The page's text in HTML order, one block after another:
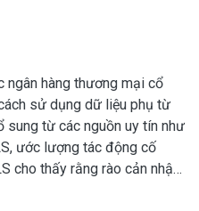
ngân hàng thương mại cổ
sử dụng dữ liệu phụ từ
sung từ các nguồn uy tín như
ước lượng tác động cố
cho thấy rằng rào cản nhập
tiêu cực đối với VTT tại